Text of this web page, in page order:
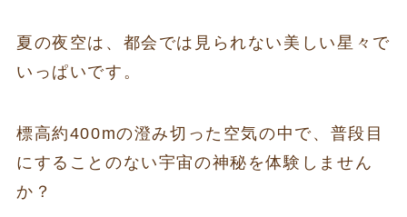
夏の夜空は、都会では見られない美しい星々で
いっぱいです。
標高約400mの澄み切った空気の中で、普段目
にすることのない宇宙の神秘を体験しません
か？